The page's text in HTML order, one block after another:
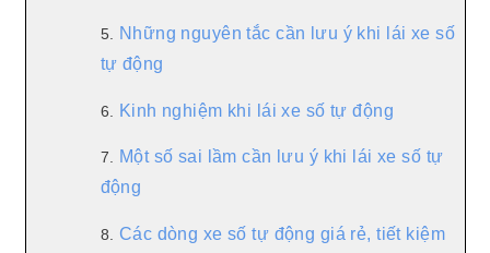
5. Những nguyên tắc cần lưu ý khi lái xe số
tự động
6. Kinh nghiệm khi lái xe số tự động
7. Một số sai lầm cần lưu ý khi lái xe số tự
động
8.
Các dòng xe số tự động giá rẻ, tiết kiệm